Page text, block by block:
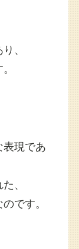
、
表現であ
、
です。